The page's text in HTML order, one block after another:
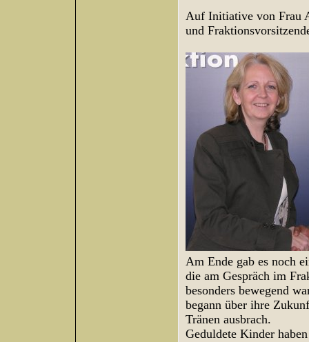
Auf Initiative von Frau
und
Am Ende gab es noch
die am Gespräch im
besonders bewegend
begann über ihre
Tränen ausbrach.
Geduldete Kinder